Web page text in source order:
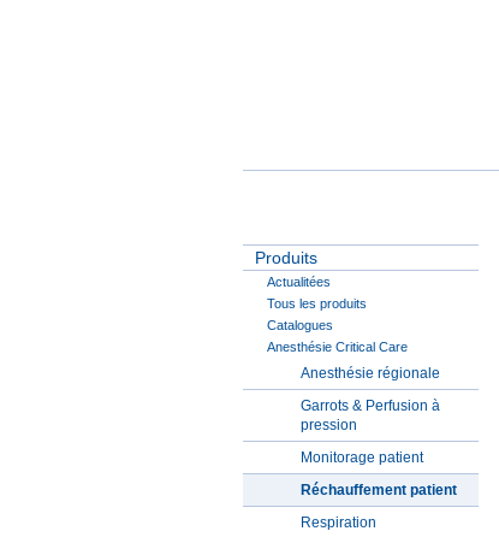
Produits
Actualitées
Tous les produits
Catalogues
Anesthésie Critical Care
Anesthésie régionale
Garrots & Perfusion à
pression
Monitorage patient
Réchauffement patient
Respiration